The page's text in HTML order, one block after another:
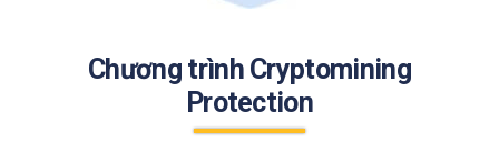
Chương trình Cryptomining
Protection